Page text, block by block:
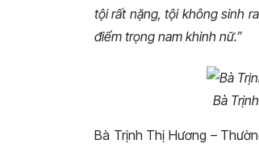
tội rất nặng, tội không sinh
điểm trọng nam khinh nữ.”
Bà
Bà Trịnh Thị Hương –